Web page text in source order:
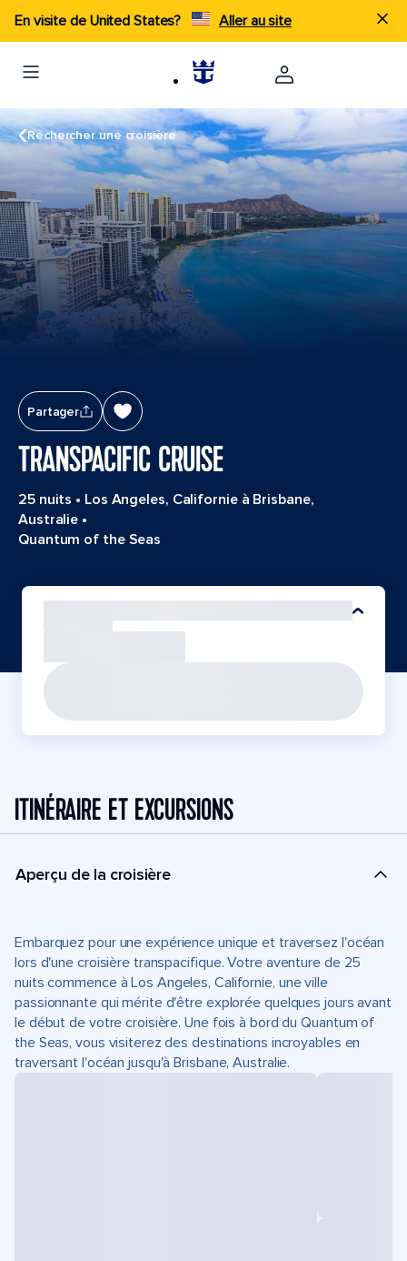
En visite de United States? Aller au site
Rechercher une croisière
Partager
TRANSPACIFIC CRUISE
25 nuits • Los Angeles, Californie à Brisbane,
Australie •
Quantum of the Seas
ITINÉRAIRE ET EXCURSIONS
Aperçu de la croisière
Embarquez pour une expérience unique et traversez l'océan
lors d'une croisière transpacifique. Votre aventure de 25
nuits commence à Los Angeles, Californie, une ville
passionnante qui mérite d'être explorée quelques jours avant
le début de votre croisière. Une fois à bord du Quantum of
the Seas, vous visiterez des destinations incroyables en
traversant l'océan jusqu'à Brisbane, Australie.